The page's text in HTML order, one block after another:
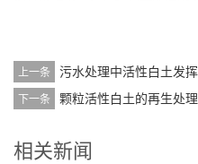
上一条 污水处理中活性白土发
下一条 颗粒活性白土的再生处
相关新闻